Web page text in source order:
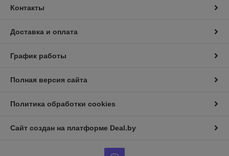
Контакты
Доставка и оплата
График работы
Полная версия сайта
Политика обработки cookies
Сайт создан на платформе Deal.by